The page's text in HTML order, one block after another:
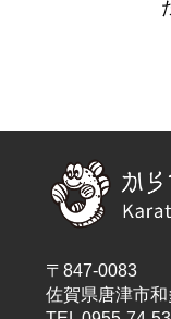
〒847-0083
佐賀県唐津市